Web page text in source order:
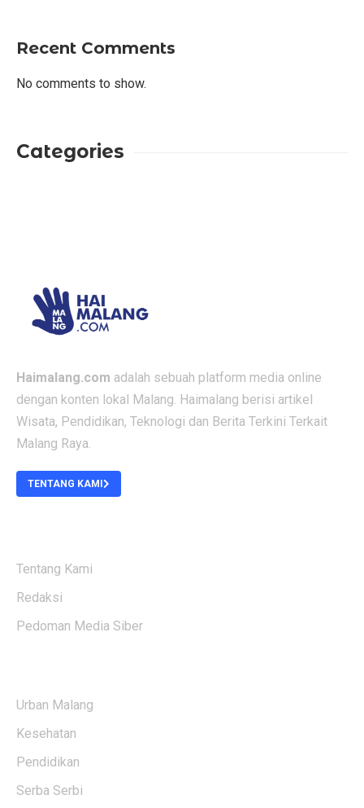
Recent Comments
No comments to show.
Categories
Haimalang.com adalah sebuah platform media online
dengan konten lokal Malang. Haimalang berisi artikel
Wisata, Pendidikan, Teknologi dan Berita Terkini Terkait
Malang Raya.
TENTANG KAMI
Tentang Kami
Redaksi
Pedoman Media Siber
Urban Malang
Kesehatan
Pendidikan
Serba Serbi